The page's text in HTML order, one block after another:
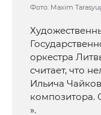
Фото: Maxim
оркестра
считает, что
Ильича
композитора.
».